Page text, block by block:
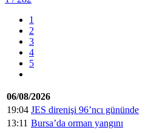
1
2
3
4
5
06/08/2026
19:04 JES direnişi 96’ncı gününde
13:11 Bursa’da orman yangını